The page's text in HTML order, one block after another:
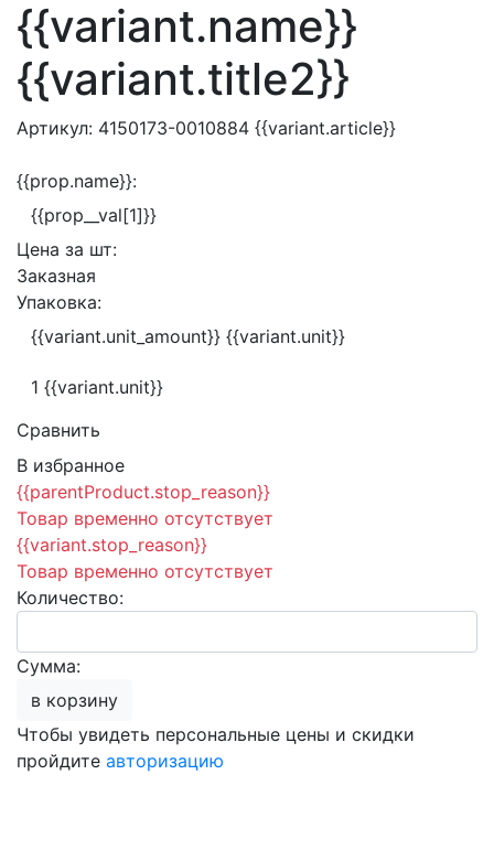
{{variant.name}}
{{variant.title2}}
Артикул: 4150173-0010884 {{variant.article}}
{{prop.name}}:
{{prop__val[1]}}
Цена за шт:
Заказная
Упаковка:
{{variant.unit_amount}} {{variant.unit}}
1 {{variant.unit}}
Сравнить
В избранное
{{parentProduct.stop_reason}}
Товар временно отсутствует
{{variant.stop_reason}}
Товар временно отсутствует
Количество:
Сумма:
в корзину
Чтобы увидеть персональные цены и скидки
пройдите авторизацию